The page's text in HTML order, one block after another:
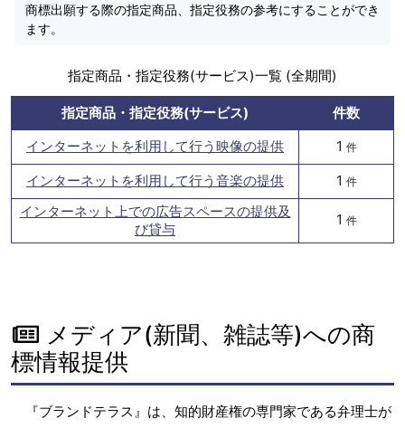
商標出願する際の指定商品、指定役務の参考にすることができ
ます。
指定商品・指定役務(サービス)一覧 (全期間)
指定商品・指定役務(サービス)
件数
インターネットを利用して行う映像の提供
1 件
インターネットを利用して行う音楽の提供 1 件
インターネット上での広告スペースの提供及
び貸与
1 件
メディア(新聞、雑誌等)への商
標情報提供
『ブランドテラス』は、知的財産権の専門家である弁理士が